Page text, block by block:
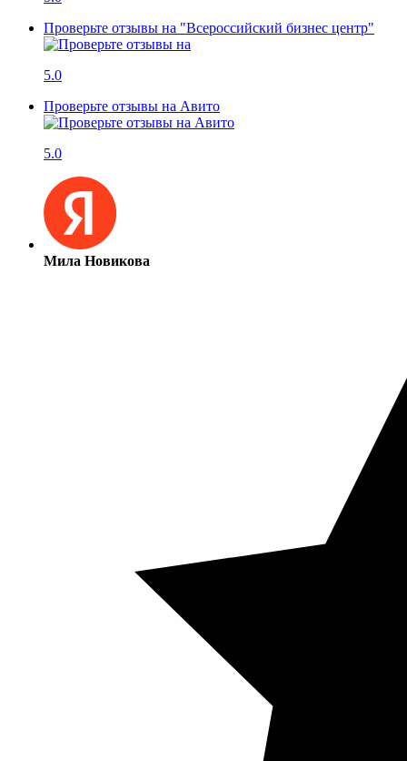
Проверьте отзывы на "Всероссийский бизнес центр"
5.0
Проверьте отзывы на Авито
5.0
Мила Новикова